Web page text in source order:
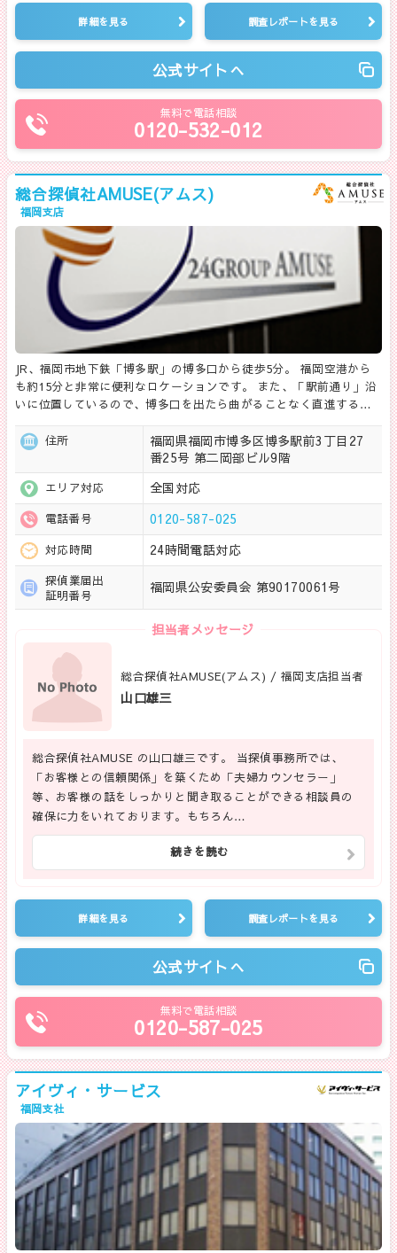
詳細を見る 調査レポートを見る
公式サイトへ
無料で電話相談
0120-532-012
総合探偵社AMUSE(アムス)
福岡支店
JR、福岡市地下鉄「博多駅」の博多口から徒歩5分。 福岡空港から
も約15分と非常に便利なロケーションです。 また、「駅前通り」沿
いに位置しているので、博多口を出たら曲がることなく直進する…
住所
福岡県福岡市博多区博多駅前3丁目27
番25号 第二岡部ビル9階
エリア対応 全国対応
電話番号 0120-587-025
対応時間 24時間電話対応
探偵業届出
証明番号
福岡県公安委員会 第90170061号
担当者メッセージ
総合探偵社AMUSE(アムス) / 福岡支店担当者
山口雄三
総合探偵社AMUSE の山口雄三です。 当探偵事務所では、
「お客様との信頼関係」を築くため「夫婦カウンセラー」
等、お客様の話をしっかりと聞き取ることができる相談員の
確保に力をいれております。もちろん…
続きを読む
詳細を見る 調査レポートを見る
公式サイトへ
無料で電話相談
0120-587-025
アイヴィ・サービス
福岡支社